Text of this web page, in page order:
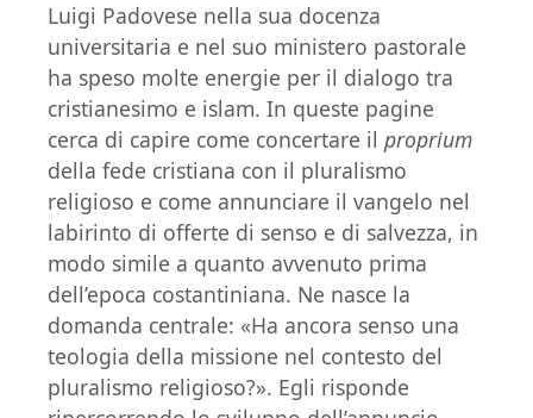
Luigi Padovese nella sua docenza
universitaria e nel suo ministero pastorale
ha speso molte energie per il dialogo tra
cristianesimo e islam. In queste pagine
cerca di capire come concertare il proprium
della fede cristiana con il pluralismo
religioso e come annunciare il vangelo nel
labirinto di offerte di senso e di salvezza, in
modo simile a quanto avvenuto prima
dell’epoca costantiniana. Ne nasce la
domanda centrale: «Ha ancora senso una
teologia della missione nel contesto del
pluralismo religioso?». Egli risponde